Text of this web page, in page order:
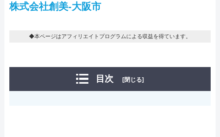
株式会社創美-大阪市
◆本ページはアフィリエイトプログラムによる収益を得ています。
目次 [閉じる]